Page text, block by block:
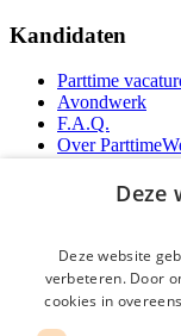
Kandidaten
Parttime
Avondwerk
F.A.Q.
Over
YoungCapital
Parttime
Vacature
Deze
Deze website
verbeteren. Door
cookies in